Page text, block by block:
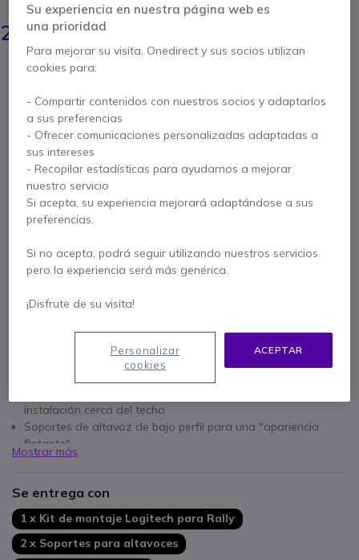
294,75 €
226,95 €
Cantidad
PRESUPUESTO EN 4 H
No está disponible
96 productos en stock plataforma
Entrega:
5-7 días
Características principales
instalación cerca del techo
Soportes de altavoz de bajo perfil para una "apariencia
flotante"
Soportes ventilados para los hubs de pantalla y mesa
Mostrar más
Se entrega con
1 x Kit de montaje Logitech para Rally
2 x Soportes para altavoces
Su experiencia en nuestra página web es
una prioridad
Para mejorar su visita, Onedirect y sus socios utilizan
cookies para:
- Compartir contenidos con nuestros socios y adaptarlos
a sus preferencias
- Ofrecer comunicaciones personalizadas adaptadas a
sus intereses
- Recopilar estadísticas para ayudarnos a mejorar
nuestro servicio
Si acepta, su experiencia mejorará adaptándose a sus
preferencias.
Si no acepta, podrá seguir utilizando nuestros servicios
pero la experiencia será más genérica.
¡Disfrute de su visita!
ACEPTAR
Personalizar
cookies